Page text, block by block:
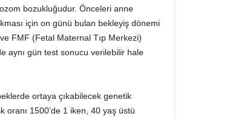
bozukluğudur. Önceleri anne
için on günü bulan bekleyiş dönemi
FMF (Fetal Maternal Tıp Merkezi)
aynı gün test sonucu verilebilir hale
ortaya çıkabilecek genetik
oranı 1500’de 1 iken, 40 yaş üstü